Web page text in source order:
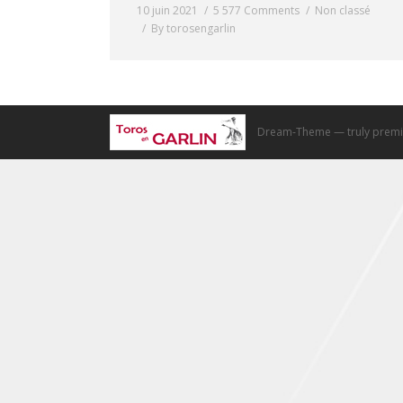
10 juin 2021 5 577 Comments
Non classé
Bytorosengarlin
Dream-Theme — truly